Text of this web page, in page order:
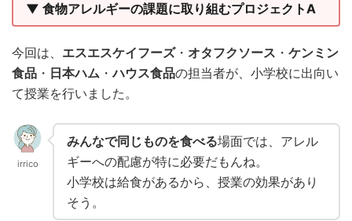
▼ 食物アレルギーの課題に取り組むプロジェクトA
今回は、 エスエスケイフーズ・ オタフクソース ・ ケンミン
食品 ・ 日本ハム ・ハウス食品の担当者が、小学校に出向い
て授業を行いました。
irrico
みんなで同じものを食べる場面では、アレル
ギーへの配慮が特に必要だもんね。
小学校は給食があるから、授業の効果があり
そう。